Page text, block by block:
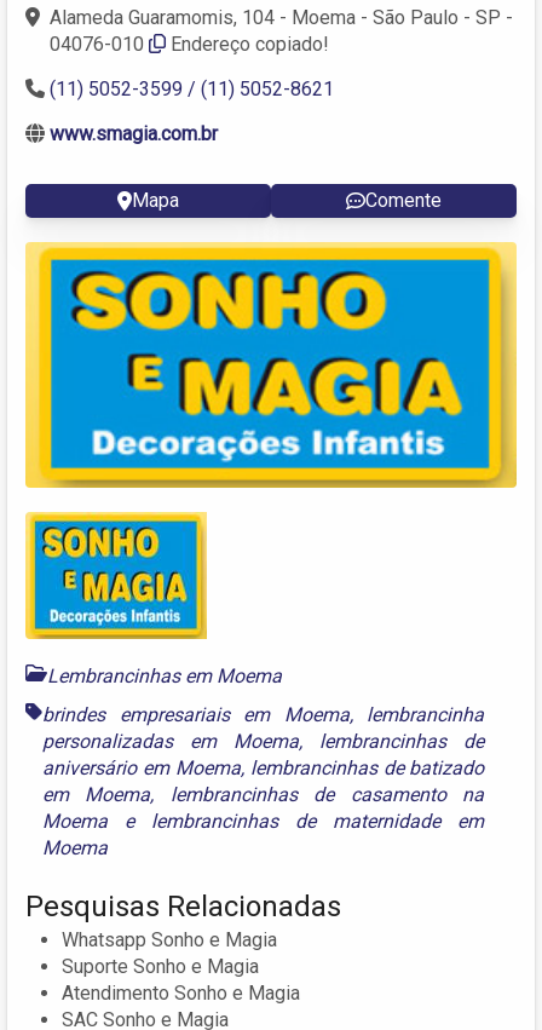
Alameda Guaramomis, 104 - Moema - São Paulo - SP -
04076-010
Endereço copiado!
(11) 5052-3599 / (11) 5052-8621
www.smagia.com.br
Mapa Comente
Lembrancinhas em Moema
brindes empresariais em Moema, lembrancinha
personalizadas em Moema, lembrancinhas de
aniversário em Moema, lembrancinhas de batizado
em Moema, lembrancinhas de casamento na
Moema e lembrancinhas de maternidade em
Moema
Pesquisas Relacionadas
Whatsapp Sonho e Magia
Suporte Sonho e Magia
Atendimento Sonho e Magia
SAC Sonho e Magia